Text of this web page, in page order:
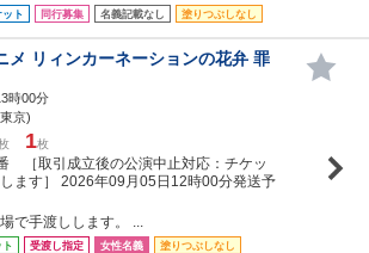
ット 同行募集 名義記載なし 塗りつぶしなし
メ リィンカーネーションの花弁 罪
時00分
京)
1枚
［取引成立後の公演中止対応：チケッ
ます］ 2026年09月05日12時00分発送予
で手渡しします。 ...
受渡し指定 女性名義
塗りつぶしなし